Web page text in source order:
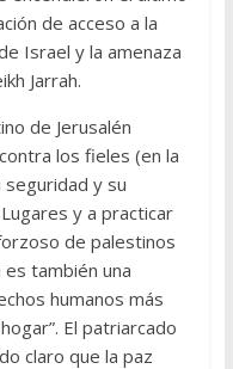
de acceso a la
Israel y la amenaza
Jarrah.
de Jerusalén
los fieles (en la
seguridad y su
y a practicar
de palestinos
es también una
humanos más
El patriarcado
claro que la paz